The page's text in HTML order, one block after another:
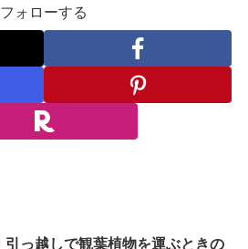
フォローする
引っ越しで観葉植物を運ぶときの